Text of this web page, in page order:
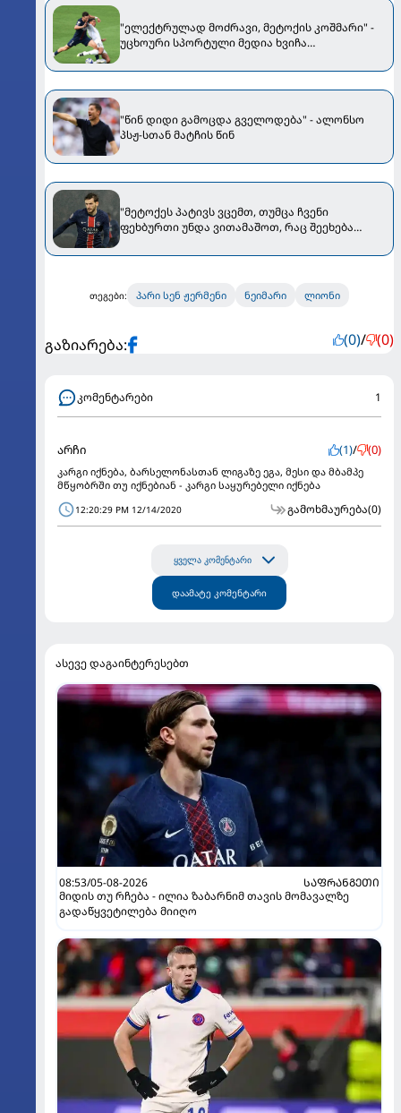
"ელექტრულად მოძრავი, მეტოქის კოშმარი" -
უცხოური სპორტული მედია ხვიჩა
"წინ დიდი გამოცდა გველოდება" - ალონსო
პსჟ-სთან მატჩის წინ
"მეტოქეს პატივს ვცემთ, თუმცა ჩვენი
ფეხბურთი უნდა ვითამაშოთ, რაც შეეხება
წინ კომენტარი გააკეთა
თეგები: პარი სენ ჟერმენი ნეიმარი ლიონი
გაზიარება: (0)/ (0)
კომენტარები 1
არჩი (1)/ (0)
კარგი იქნება, ბარსელონასთან ლიგაზე ეგა, მესი და მბამპე
მწყობრში თუ იქნებიან - კარგი საყურებელი იქნება
12:20:29 PM 12/14/2020 გამოხმაურება(0)
ყველა კომენტარი
დაამატე კომენტარი
ასევე დაგაინტერესებთ
08:53/05-08-2026
ᲡᲐᲤᲠᲐᲜᲒᲔᲗᲘ
მიდის თუ რჩება - ილია ზაბარნიმ თავის მომავალზე
გადაწყვეტილება მიიღო